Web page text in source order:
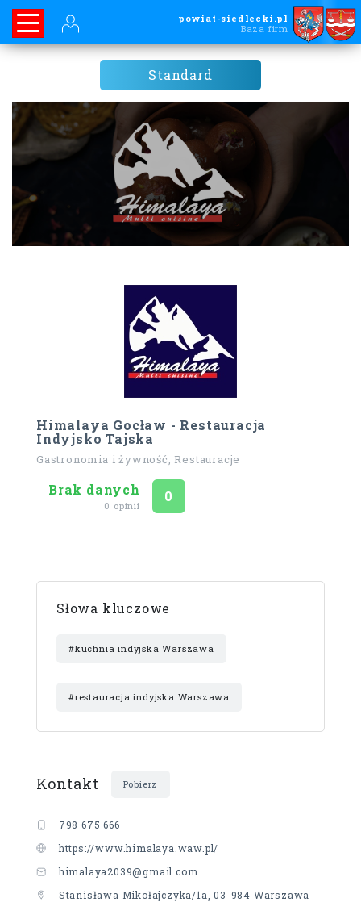
powiat-siedlecki.pl
Baza firm
Standard
Himalaya Gocław - Restauracja
Indyjsko Tajska
Gastronomia i żywność, Restauracje
Brak danych
0 opinii
Ocena
0
Słowa kluczowe
#kuchnia indyjska Warszawa
#restauracja indyjska Warszawa
Kontakt Pobierz
798 675 666
https://www.himalaya.waw.pl/
himalaya2039@gmail.com
Stanisława Mikołajczyka/1a, 03-984 Warszawa